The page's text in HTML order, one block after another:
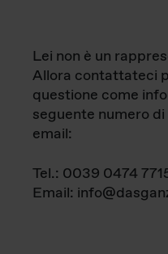
Lei non è un
Allora contattateci
questione come
seguente numero
email:
Tel.: 0039 0474
Email: